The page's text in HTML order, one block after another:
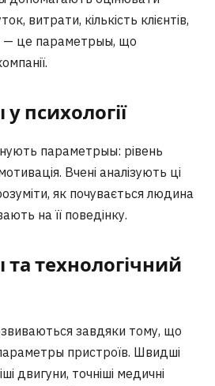
витрати, кількість клієнтів,
— це параметрыы, що
психології
параметрыы: рівень
Вчені аналізують ці
як почувається людина
на її поведінку.
технологічний
завдяки тому, що
пристроїв. Швидші
двигуни, точніші медичні